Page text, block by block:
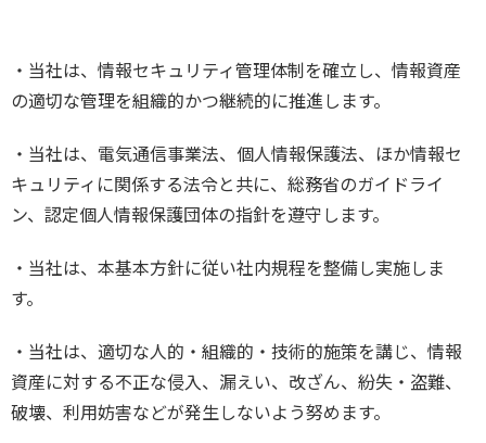
・当社は、情報セキュリティ管理体制を確立し、情報資産
の適切な管理を組織的かつ継続的に推進します。
・当社は、電気通信事業法、個人情報保護法、ほか情報セ
キュリティに関係する法令と共に、総務省のガイドライ
ン、認定個人情報保護団体の指針を遵守します。
・当社は、本基本方針に従い社内規程を整備し実施しま
す。
・当社は、適切な人的・組織的・技術的施策を講じ、情報
資産に対する不正な侵入、漏えい、改ざん、紛失・盗難、
破壊、利用妨害などが発生しないよう努めます。